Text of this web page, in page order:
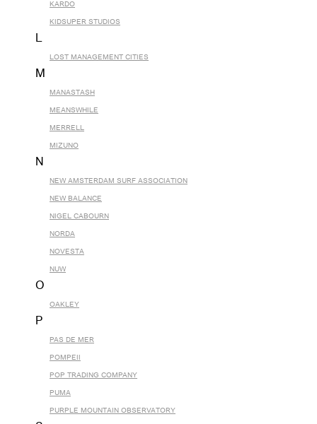
KARDO
KIDSUPER STUDIOS
L
LOST MANAGEMENT CITIES
M
MANASTASH
MEANSWHILE
MERRELL
MIZUNO
N
NEW AMSTERDAM SURF ASSOCIATION
NEW BALANCE
NIGEL CABOURN
NORDA
NOVESTA
NUW
O
OAKLEY
P
PAS DE MER
POMPEII
POP TRADING COMPANY
PUMA
PURPLE MOUNTAIN OBSERVATORY